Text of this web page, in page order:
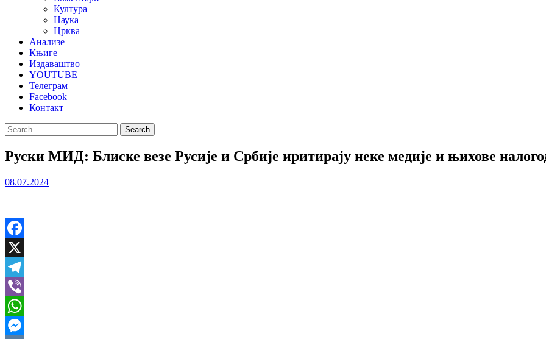
Култура
Наука
Црква
Анализе
Књиге
Издаваштво
YOUTUBE
Телеграм
Facebook
Контакт
Search
for:
Руски МИД: Блиске везе Русије и Србије иритирају неке медије и њихове
08.07.2024
Facebook
X
Telegram
Viber
WhatsApp